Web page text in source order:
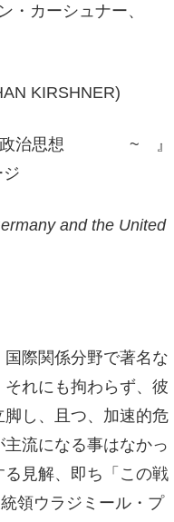
・カーシュナー、
KIRSHNER)
国際政治思想 ~ 』
and the United
際関係分野で著名な
れにも拘わらず、彼
し、且つ、加速的危
流になる事はなかっ
見解、即ち「この戦
領ウラジミール・プ